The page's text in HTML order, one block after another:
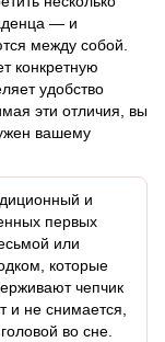
— и
между собой.
конкретную
удобство
эти отличия, вы
вашему
и
первых
или
которые
чепчик
и не снимается,
во сне.